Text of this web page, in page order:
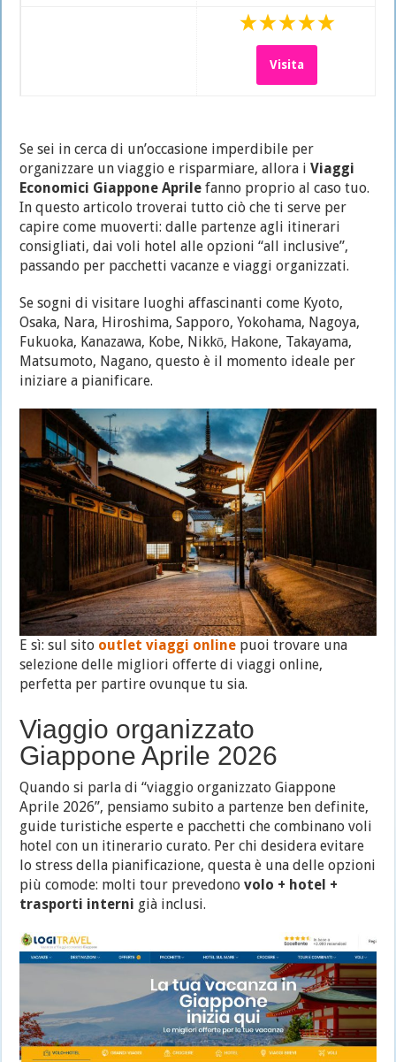
Visita
Se sei in cerca di un’occasione imperdibile per
organizzare un viaggio e risparmiare, allora iViaggi
Economici Giappone Aprile fanno proprio al caso tuo.
In questo articolo troverai tutto ciò che ti serve per
capire come muoverti: dalle partenze agli itinerari
consigliati, dai voli hotel alle opzioni “all inclusive”,
passando per pacchetti vacanze e viaggi organizzati.
Se sogni di visitare luoghi affascinanti come Kyoto,
Osaka, Nara, Hiroshima, Sapporo, Yokohama, Nagoya,
Fukuoka, Kanazawa, Kobe, Nikkō, Hakone, Takayama,
Matsumoto, Nagano, questo è il momento ideale per
iniziare a pianificare.
E sì: sul sito outlet viaggi online puoi trovare una
selezione delle migliori offerte di viaggi online,
perfetta per partire ovunque tu sia.
Viaggio organizzato
Giappone Aprile 2026
Quando si parla di “viaggio organizzato Giappone
Aprile 2026”, pensiamo subito a partenze ben definite,
guide turistiche esperte e pacchetti che combinano voli
hotel con un itinerario curato. Per chi desidera evitare
lo stress della pianificazione, questa è una delle opzioni
più comode: molti tour prevedonovolo + hotel +
trasporti interni già inclusi.